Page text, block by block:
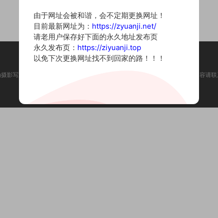
影写真图片网站，内容来自网络收集整理，仅作个人学习使用。如有违法内容请
由于网址会被和谐，会不定期更换网址！
目前最新网址为： https://zyuanji.net/
请老用户保存好下面的永久地址发布页
永久发布页： https://ziyuanji.top
以免下次更换网址找不到回家的路！！！